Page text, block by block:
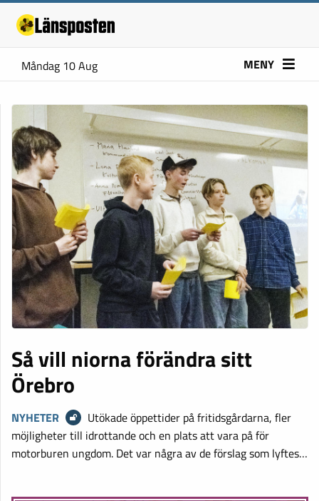
Måndag 10 Aug MENY
Så vill niorna förändra sitt
Örebro
NYHETER
Utökade öppettider på fritidsgårdarna, fler
möjligheter till idrottande och en plats att vara på för
motorburen ungdom. Det var några av de förslag som lyftes…